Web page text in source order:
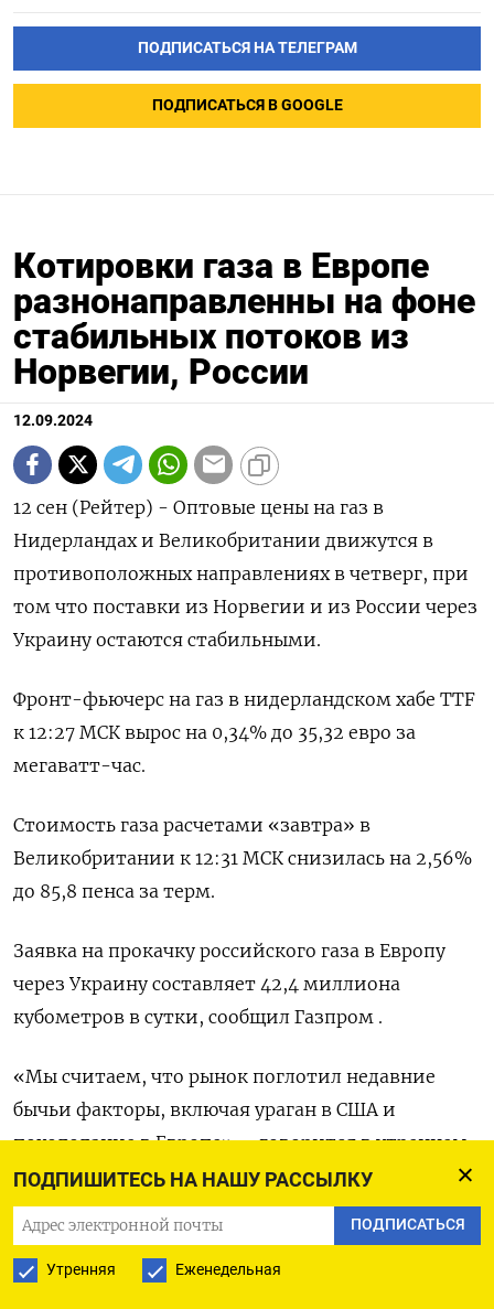
ПОДПИШИТЕСЬ НА НАШУ РАССЫЛКУ
ПОДПИСАТЬСЯ
Утренняя Еженедельная
ПОДПИСАТЬСЯ НА ТЕЛЕГРАМ
ПОДПИСАТЬСЯ В GOOGLE
Котировки газа в Европе
разнонаправленны на фоне
стабильных потоков из
Норвегии, России
12.09.2024
12 сен (Рейтер) - Оптовые цены на газ в
Нидерландах и Великобритании движутся в
противоположных направлениях в четверг, при
том что поставки из Норвегии и из России через
Украину остаются стабильными.
Фронт-фьючерс на газ в нидерландском хабе TTF
к 12:27 МСК вырос на 0,34% до 35,32 евро за
мегаватт-час.
Стоимость газа расчетами «завтра» в
Великобритании к 12:31 МСК снизилась на 2,56%
до 85,8 пенса за терм.
Заявка на прокачку российского газа в Европу
через Украину составляет 42,4 миллиона
кубометров в сутки, сообщил Газпром .
«Мы считаем, что рынок поглотил недавние
бычьи факторы, включая ураган в США и
похолодание в Европе», - говорится в утреннем
отчете Юрия Онышкова из LSEG, который
ожидает, что цены в целом останутся
стабильными.